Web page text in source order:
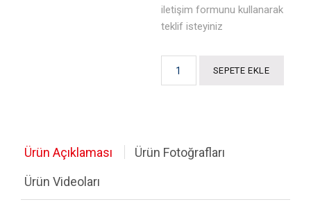
Motor ve Motor Sürücüler
Ölçüm, Test ve El Aletleri
iletişim formunu kullanarak
teklif isteyiniz
SEPETE EKLE
Ürün Açıklaması
Ürün Fotoğrafları
Ürün Videoları